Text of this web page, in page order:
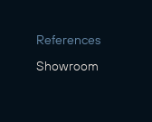
References
Showroom